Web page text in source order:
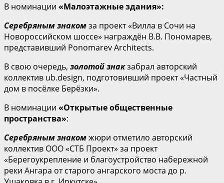
В номинации «Малоэтажные здания»:
Серебряным знакомза проект «Вилла в Сочи на
Новороссийском шоссе» награждён В.В. Пономарев,
представивший Ponomarev Architects.
В свою очередь, золотой знакзабрал авторский
коллектив ub.design, подготовивший проект «Частный
дом в посёлке Берёзки».
В номинации «Открытые общественные
пространства»:
Серебряным знакомжюри отметило авторский
коллектив ООО «СТБ Проект» за проект
«Берегоукрепление и благоустройство набережной
реки Ангара от старого ангарского моста до р.